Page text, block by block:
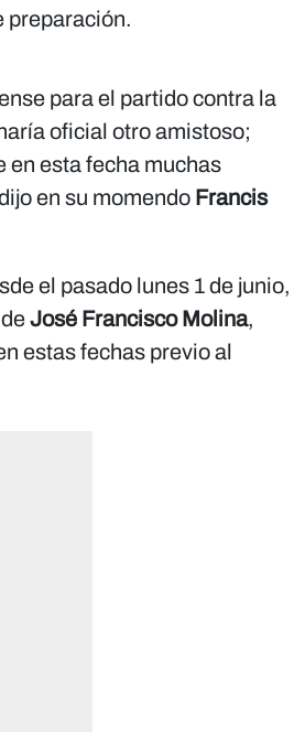
preparación.
para el partido contra la
oficial otro amistoso;
en esta fecha muchas
en su momendo Francis
el pasado lunes 1 de junio,
José Francisco Molina,
estas fechas previo al